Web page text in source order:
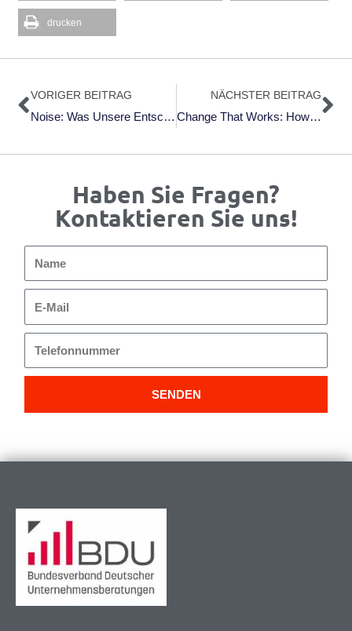
drucken
Zurück
VORIGER BEITRAG
Noise: Was Unsere Entscheidungen Verzerrt – Und Wie Wir Sie Verbessern Können Von Daniel Kahneman, Olivier Sibony, Cass R. Sunstein (2023)
NÄCHSTER BEITRAG
Change That Works: How To Make Transformation Happen; Gebundene Ausgabe – 10. April 2024; Englische Ausgabe Vom Autorenteam Michael Faschingbauer, Carola Gasser-Trinkl, Manfred Höfler, Kurt Mayer, Franz Schwarenthorer
Haben Sie Fragen?
Kontaktieren Sie uns!
Mail
SENDEN